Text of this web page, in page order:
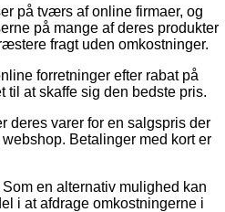
på tværs af online firmaer, og
på mange af deres produkter
fragt uden omkostninger.
forretninger efter rabat på
at skaffe sig den bedste pris.
deres varer for en salgspris der
Betalinger med kort er
en alternativ mulighed kan
i at afdrage omkostningerne i